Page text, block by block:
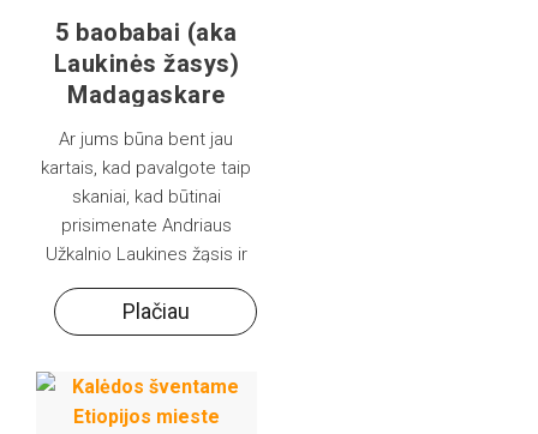
5 baobabai (aka
Laukinės žasys)
Madagaskare
Ar jums būna bent jau
kartais, kad pavalgote taip
skaniai, kad būtinai
prisimenate Andriaus
Užkalnio Laukines žąsis ir
netveriate noru pasidalinti
savo atradimu?
Plačiau